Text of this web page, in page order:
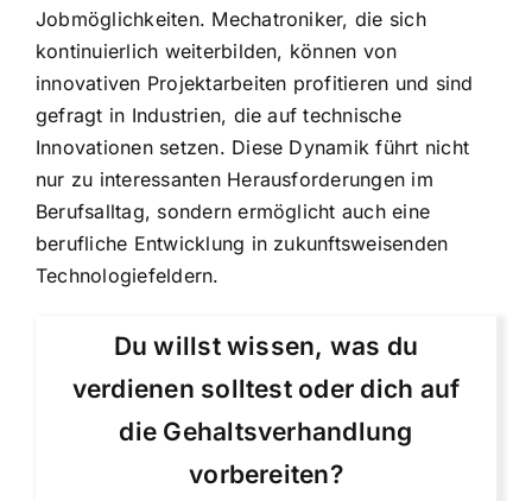
Jobmöglichkeiten. Mechatroniker, die sich
kontinuierlich weiterbilden, können von
innovativen Projektarbeiten profitieren und sind
gefragt in Industrien, die auf technische
Innovationen setzen. Diese Dynamik führt nicht
nur zu interessanten Herausforderungen im
Berufsalltag, sondern ermöglicht auch eine
berufliche Entwicklung in zukunftsweisenden
Technologiefeldern.
Du willst wissen, was du
verdienen solltest oder dich auf
die Gehaltsverhandlung
vorbereiten?